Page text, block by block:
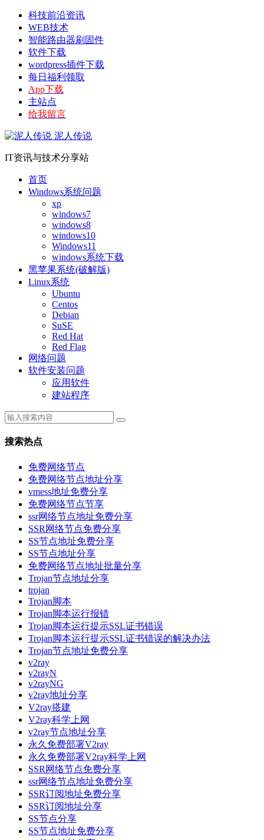
科技前沿资讯
WEB技术
智能路由器刷固件
软件下载
wordpress插件下载
每日福利领取
App下载
主站点
给我留言
泥人传说
IT资讯与技术分享站
首页
Windows系统问题
xp
windows7
windows8
windows10
Windows11
windows系统下载
黑苹果系统(破解版)
Linux系统
Ubuntu
Centos
Debian
SuSE
Red Hat
Red Flag
网络问题
软件安装问题
应用软件
建站程序
搜索热点
免费网络节点
免费网络节点地址分享
vmess地址免费分享
免费网络节点节享
ssr网络节点地址免费分享
SSR网络节点免费分享
SS节点地址免费分享
SS节点地址分享
免费网络节点地址批量分享
Trojan节点地址分享
trojan
Trojan脚本
Trojan脚本运行报错
Trojan脚本运行提示SSL证书错误
Trojan脚本运行提示SSL证书错误的解决办法
Trojan节点地址免费分享
v2ray
v2rayN
v2rayNG
v2ray地址分享
V2ray搭建
V2ray科学上网
v2ray节点地址分享
永久免费部署V2ray
永久免费部署V2ray科学上网
SSR网络节点免费分享
ssr网络节点地址免费分享
SSR订阅地址免费分享
SSR订阅地址分享
SS节点分享
SS节点地址免费分享